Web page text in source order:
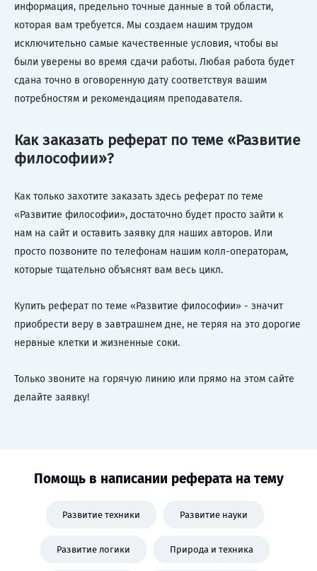
информация, предельно точные данные в той области,
которая вам требуется. Мы создаем нашим трудом
исключительно самые качественные условия, чтобы вы
были уверены во время сдачи работы. Любая работа будет
сдана точно в оговоренную дату соответствуя вашим
потребностям и рекомендациям преподавателя.
Как заказать реферат по теме «Развитие
философии»?
Как только захотите заказать здесь реферат по теме
«Развитие философии», достаточно будет просто зайти к
нам на сайт и оставить заявку для наших авторов. Или
просто позвоните по телефонам нашим колл-операторам,
которые тщательно объяснят вам весь цикл.
Купить реферат по теме «Развитие философии» - значит
приобрести веру в завтрашнем дне, не теряя на это дорогие
нервные клетки и жизненные соки.
Только звоните на горячую линию или прямо на этом сайте
делайте заявку!
Помощь в написании реферата на тему
Развитие техники Развитие науки
Развитие логики Природа и техника